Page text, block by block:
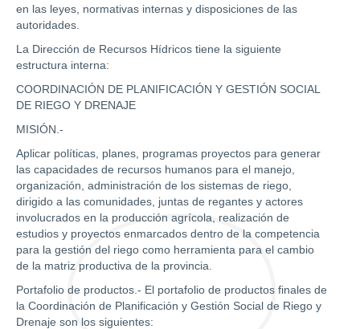
en las leyes, normativas internas y disposiciones de las
autoridades.
La Dirección de Recursos Hídricos tiene la siguiente
estructura interna:
COORDINACIÓN DE PLANIFICACIÓN Y GESTIÓN SOCIAL
DE RIEGO Y DRENAJE
MISIÓN.-
Aplicar políticas, planes, programas proyectos para generar
las capacidades de recursos humanos para el manejo,
organización, administración de los sistemas de riego,
dirigido a las comunidades, juntas de regantes y actores
involucrados en la producción agrícola, realización de
estudios y proyectos enmarcados dentro de la competencia
para la gestión del riego como herramienta para el cambio
de la matriz productiva de la provincia.
Portafolio de productos.- El portafolio de productos finales de
la Coordinación de Planificación y Gestión Social de Riego y
Drenaje son los siguientes: